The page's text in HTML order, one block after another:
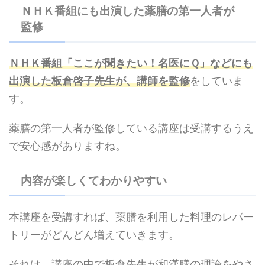
ＮＨＫ番組にも出演した薬膳の第一人者が
監修
ＮＨＫ番組「ここが聞きたい！名医にＱ」などにも
出演した板倉啓子先生が、講師を監修をしていま
す。
薬膳の第一人者が監修している講座は受講するうえ
で安心感がありますね。
内容が楽しくてわかりやすい
本講座を受講すれば、薬膳を利用した料理のレパー
トリーがどんどん増えていきます。